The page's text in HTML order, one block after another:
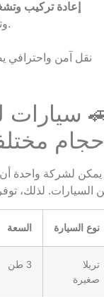
إعادة تركيب
وتشغيلها للتأكد من عملها بشكل سليم.
نقل آمن واحترافي
سيارات
يمكن لشركة واحدة أن
السيارات. لذلك، توفر
نوع السيارة السعة
تريلا
صغيرة
3 طن